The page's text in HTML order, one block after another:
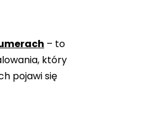
– to
który
pojawi się